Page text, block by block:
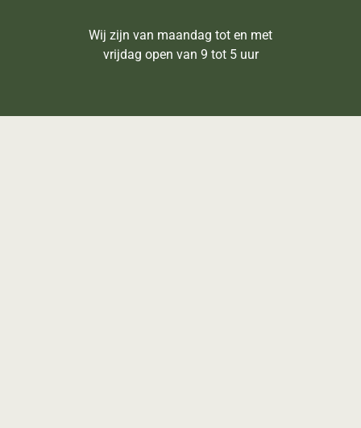
Wij zijn van maandag tot en met
vrijdag open van 9 tot 5 uur